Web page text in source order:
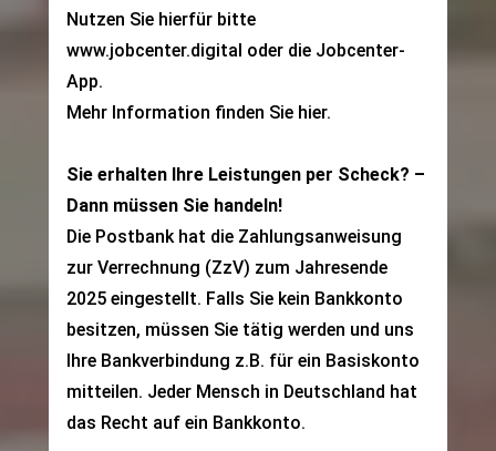
Nutzen Sie hierfür bitte
www.jobcenter.digital oder die Jobcenter-
App.
Mehr Information finden Sie hier.
Sie erhalten Ihre Leistungen per Scheck? –
Dann müssen Sie handeln!
Die Postbank hat die Zahlungsanweisung
zur Verrechnung (ZzV) zum Jahresende
2025 eingestellt. Falls Sie kein Bankkonto
besitzen, müssen Sie tätig werden und uns
Ihre Bankverbindung z.B. für ein Basiskonto
mitteilen. Jeder Mensch in Deutschland hat
das Recht auf ein Bankkonto.